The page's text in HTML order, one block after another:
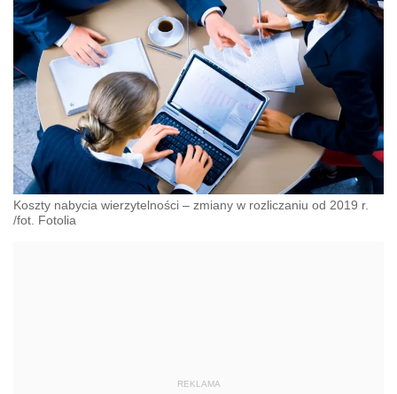
Koszty nabycia wierzytelności – zmiany w rozliczaniu od 2019 r.
/fot. Fotolia